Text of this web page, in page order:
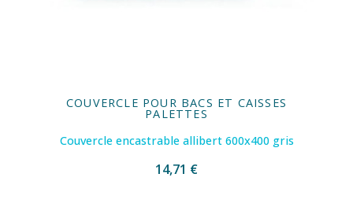
COUVERCLE POUR BACS ET CAISSES
PALETTES
Couvercle encastrable allibert 600x400 gris
14,71 €